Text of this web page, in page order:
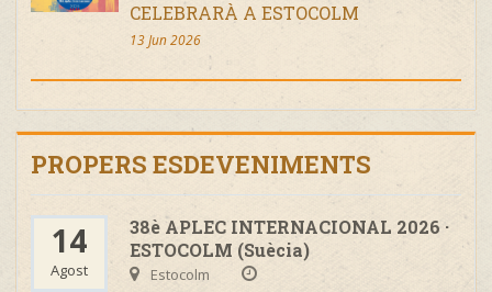
CELEBRARÀ A ESTOCOLM
13 Jun 2026
PROPERS ESDEVENIMENTS
14
Agost
38è APLEC INTERNACIONAL 2026 ·
ESTOCOLM (Suècia)
Estocolm